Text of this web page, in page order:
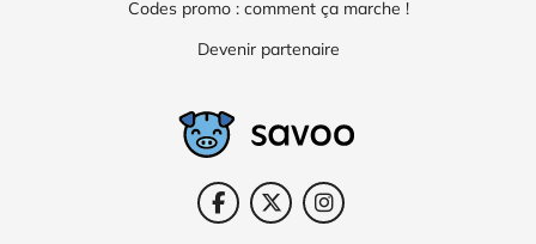
Codes promo : comment ça marche !
Devenir partenaire